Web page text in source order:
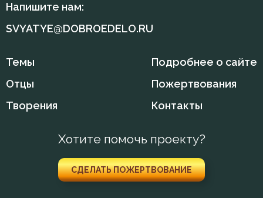
Напишите нам:
SVYATYE@DOBROEDELO.RU
Темы
Отцы
Творения
Подробнее о сайте
Пожертвования
Контакты
Хотите помочь проекту?
СДЕЛАТЬ ПОЖЕРТВОВАНИЕ